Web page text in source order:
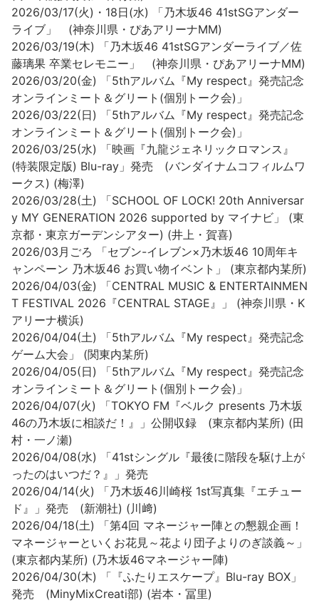
2026/03/17(火)・18日(水) 「乃木坂46 41stSGアンダー
ライブ」 (神奈川県・ぴあアリーナMM)
2026/03/19(木) 「乃木坂46 41stSGアンダーライブ／佐
藤璃果 卒業セレモニー」 (神奈川県・ぴあアリーナMM)
2026/03/20(金) 「5thアルバム『My respect』発売記念
オンラインミート＆グリート(個別トーク会)」
2026/03/22(日) 「5thアルバム『My respect』発売記念
オンラインミート＆グリート(個別トーク会)」
2026/03/25(水) 「映画『九龍ジェネリックロマンス』
(特装限定版) Blu-ray」発売 (バンダイナムコフィルムワ
ークス) (梅澤)
2026/03/28(土) 「SCHOOL OF LOCK! 20th Anniversar
y MY GENERATION 2026 supported by マイナビ」 (東
京都・東京ガーデンシアター) (井上・賀喜)
2026/03月ごろ 「セブン-イレブン×乃木坂46 10周年キ
ャンペーン 乃木坂46 お買い物イベント」 (東京都内某所)
2026/04/03(金) 「CENTRAL MUSIC & ENTERTAINMEN
T FESTIVAL 2026『CENTRAL STAGE』」 (神奈川県・K
アリーナ横浜)
2026/04/04(土) 「5thアルバム『My respect』発売記念
ゲーム大会」 (関東内某所)
2026/04/05(日) 「5thアルバム『My respect』発売記念
オンラインミート＆グリート(個別トーク会)」
2026/04/07(火) 「TOKYO FM『ベルク presents 乃木坂
46の乃木坂に相談だ！』」公開収録 (東京都内某所) (田
村・一ノ瀬)
2026/04/08(水) 「41stシングル『最後に階段を駆け上が
ったのはいつだ？』」発売
2026/04/14(火) 「乃木坂46川崎桜 1st写真集『エチュー
ド』」発売 (新潮社) (川﨑)
2026/04/18(土) 「第4回 マネージャー陣との懇親企画！
マネージャーといくお花見～花より団子よりのぎ談義～」
(東京都内某所) (乃木坂46マネージャー陣)
2026/04/30(木) 「『ふたりエスケープ』Blu-ray BOX」
発売 (MinyMixCreati部) (岩本・冨里)